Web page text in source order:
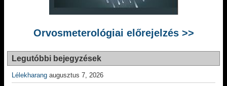
Orvosmeterológiai előrejelzés >>
Legutóbbi bejegyzések
Lélekharang augusztus 7, 2026